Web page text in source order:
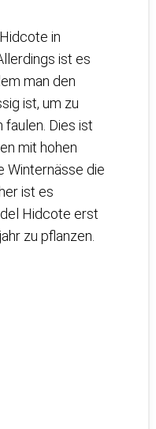
in
ist es
man den
ist, um zu
faulen. Dies ist
mit hohen
Winternässe die
ist es
Hidcote erst
zu pflanzen.